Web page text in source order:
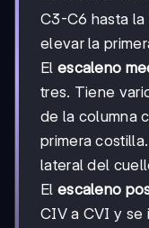
C3-C6 hasta la
elevar la
El escaleno
tres. Tiene
de la columna
primera
lateral del
El escaleno
CIV a CVI y se